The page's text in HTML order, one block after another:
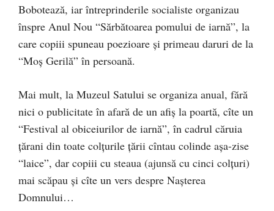
Bobotează, iar întreprinderile socialiste organizau
înspre Anul Nou “Sărbătoarea pomului de iarnă”, la
care copiii spuneau poezioare şi primeau daruri de la
“Moş Gerilă” în persoană.
Mai mult, la Muzeul Satului se organiza anual, fără
nici o publicitate în afară de un afiş la poartă, cîte un
“Festival al obiceiurilor de iarnă”, în cadrul căruia
ţărani din toate colţurile ţării cîntau colinde aşa-zise
“laice”, dar copiii cu steaua (ajunsă cu cinci colţuri)
mai scăpau şi cîte un vers despre Naşterea
Domnului…